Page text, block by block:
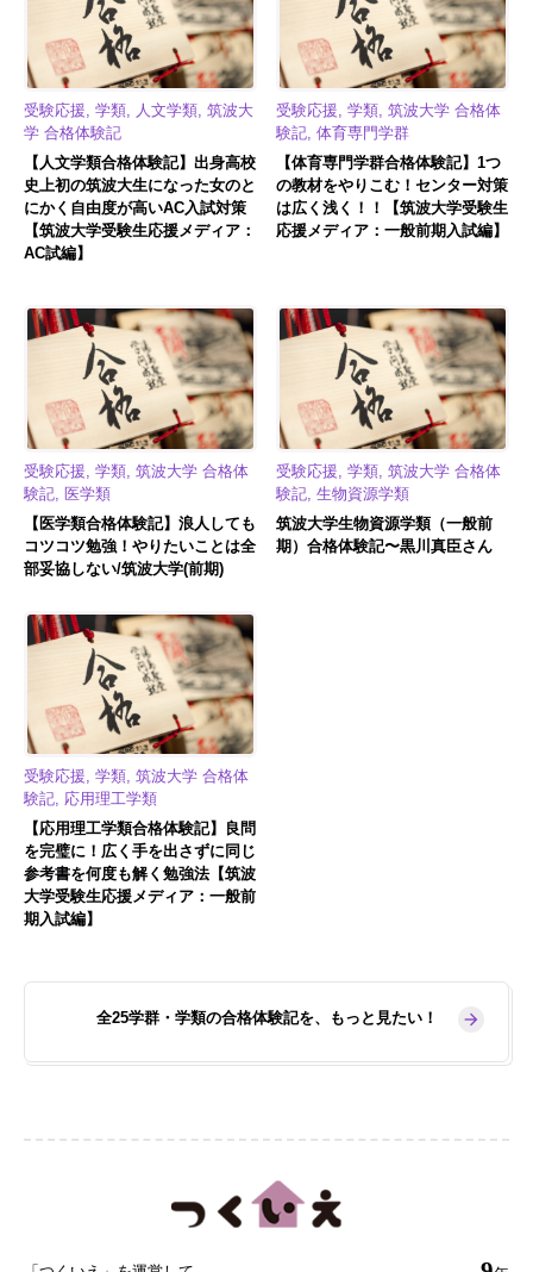
受験応援, 学類, 人文学類, 筑波大
学 合格体験記
【人文学類合格体験記】出身高校
史上初の筑波大生になった女のと
にかく自由度が高いAC入試対策
【筑波大学受験生応援メディア：
AC試編】
受験応援, 学類, 筑波大学 合格体
験記, 体育専門学群
【体育専門学群合格体験記】1つ
の教材をやりこむ！センター対策
は広く浅く！！【筑波大学受験生
応援メディア：一般前期入試編】
受験応援, 学類, 筑波大学 合格体
験記, 医学類
【医学類合格体験記】浪人しても
コツコツ勉強！やりたいことは全
部妥協しない/筑波大学(前期)
受験応援, 学類, 筑波大学 合格体
験記, 生物資源学類
筑波大学生物資源学類（一般前
期）合格体験記〜黒川真臣さん
受験応援, 学類, 筑波大学 合格体
験記, 応用理工学類
【応用理工学類合格体験記】良問
を完璧に！広く手を出さずに同じ
参考書を何度も解く勉強法【筑波
大学受験生応援メディア：一般前
期入試編】
全25学群・学類の合格体験記を、もっと見たい！